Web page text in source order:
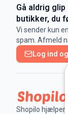
Gå aldrig
butikker, du
Vi sender kun
spam. Afmeld
Log ind
Shopilo hjælper